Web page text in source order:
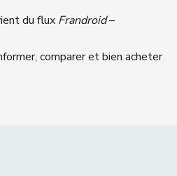
du flux Frandroid–
comparer et bien acheter